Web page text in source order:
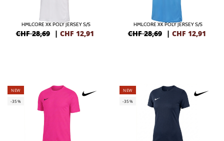
HMLCORE XK POLY JERSEY S/S
CHF 28,69 | CHF 12,91
HMLCORE XK POLY JERSEY S/S
CHF 28,69 | CHF 12,91
NEW
-35%
NEW
-35%